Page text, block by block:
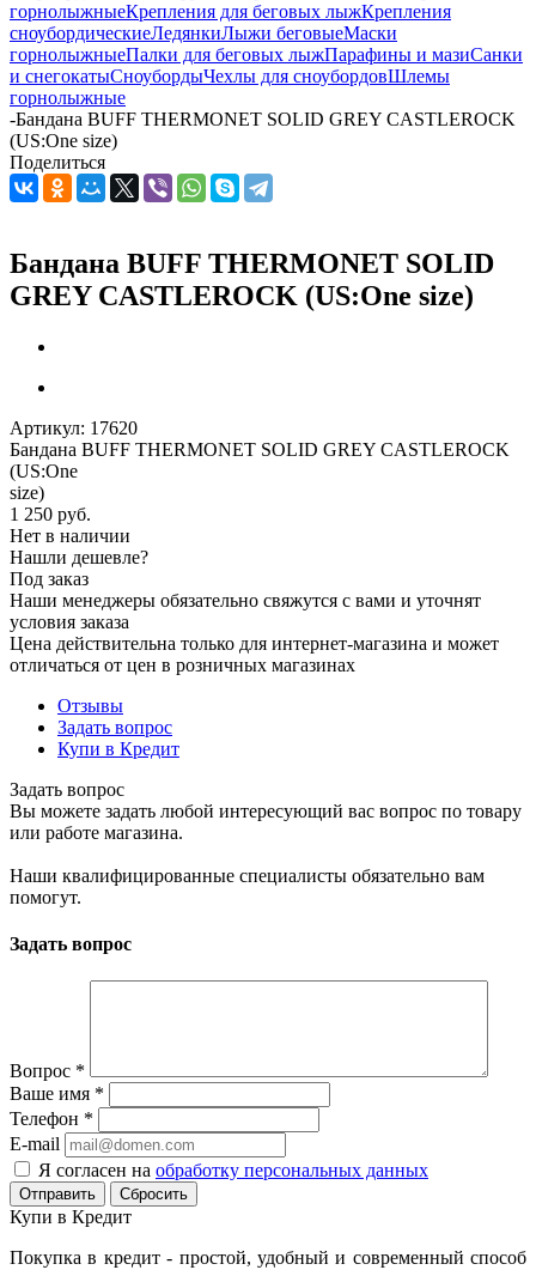
горнолыжныеКрепления для беговых лыжКрепления
сноубордическиеЛедянкиЛыжи беговыеМаски
горнолыжныеПалки для беговых лыжПарафины и мазиСанки
и снегокатыСноубордыЧехлы для сноубордовШлемы
горнолыжные
-Бандана BUFF THERMONET SOLID GREY CASTLEROCK
(US:One size)
Поделиться
Бандана BUFF THERMONET SOLID
GREY CASTLEROCK (US:One size)
Артикул: 17620
Бандана BUFF THERMONET SOLID GREY CASTLEROCK
(US:One
size)
1 250 руб.
Нет в наличии
Нашли дешевле?
Под заказ
Наши менеджеры обязательно свяжутся с вами и уточнят
условия заказа
Цена действительна только для интернет-магазина и может
отличаться от цен в розничных магазинах
Отзывы
Задать вопрос
Купи в Кредит
Задать вопрос
Вы можете задать любой интересующий вас вопрос по товару
или работе магазина.
Наши квалифицированные специалисты обязательно вам
помогут.
Задать вопрос
Вопрос *
Ваше имя *
Телефон *
E-mail
Я согласен на обработку персональных данных
Сбросить
Купи в Кредит
Покупка в кредит - простой, удобный и современный способ